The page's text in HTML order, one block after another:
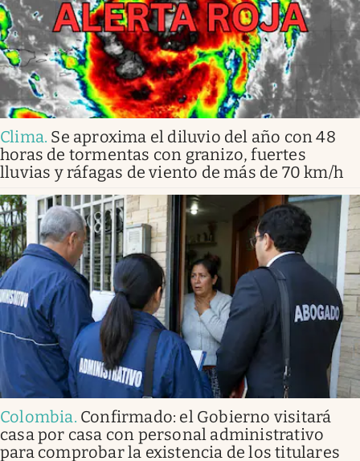
Clima. Se aproxima el diluvio del año con 48
horas de tormentas con granizo, fuertes
lluvias y ráfagas de viento de más de 70 km/h
Colombia. Confirmado: el Gobierno visitará
casa por casa con personal administrativo
para comprobar la existencia de los titulares